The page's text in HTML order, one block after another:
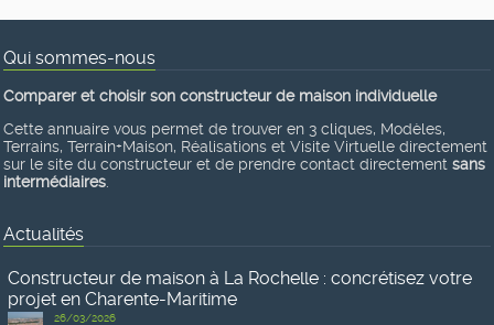
Qui sommes-nous
Comparer et choisir son constructeur de maison individuelle
Cette annuaire vous permet de trouver en 3 cliques, Modèles,
Terrains, Terrain+Maison, Réalisations et Visite Virtuelle directement
sur le site du constructeur et de prendre contact directement sans
intermédiaires
Actualités
Constructeur de maison à La Rochelle : concrétisez votre
projet en Charente-Maritime
26/03/2026